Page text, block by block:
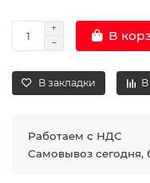
В
В закладки
Работаем с НДС
Самовывоз сегодня,